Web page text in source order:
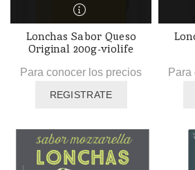
Lonchas Sabor Queso
Original 200g-violife
Para conocer los precios
REGISTRATE